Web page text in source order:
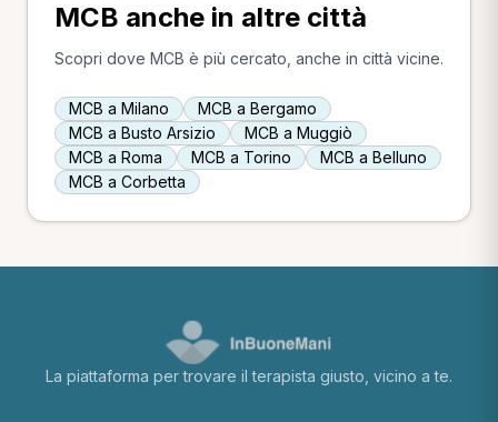
MCB anche in altre città
Scopri dove MCB è più cercato, anche in città vicine.
MCB a Milano
MCB a Bergamo
MCB a Busto Arsizio
MCB a Muggiò
MCB a Roma
MCB a Torino
MCB a Belluno
MCB a Corbetta
La piattaforma per trovare il terapista giusto, vicino a te.